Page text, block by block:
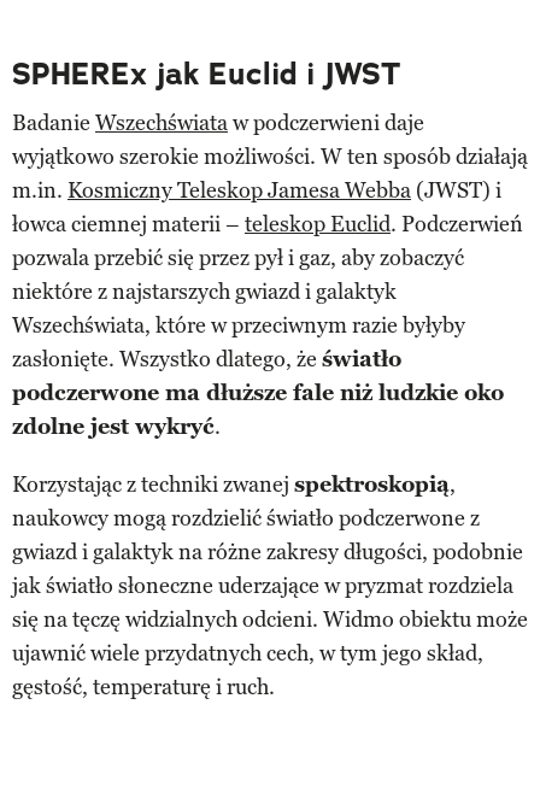
SPHEREx jak Euclid i JWST
Badanie Wszechświataw podczerwieni daje
wyjątkowo szerokie możliwości. W ten sposób działają
m.in. Kosmiczny Teleskop Jamesa Webba (JWST) i
łowca ciemnej materii – teleskop Euclid. Podczerwień
pozwala przebić się przez pył i gaz, aby zobaczyć
niektóre z najstarszych gwiazd i galaktyk
Wszechświata, które w przeciwnym razie byłyby
zasłonięte. Wszystko dlatego, że światło
podczerwone ma dłuższe fale niż ludzkie oko
zdolne jest wykryć.
Korzystając z techniki zwanej spektroskopią,
naukowcy mogą rozdzielić światło podczerwone z
gwiazd i galaktyk na różne zakresy długości, podobnie
jak światło słoneczne uderzające w pryzmat rozdziela
się na tęczę widzialnych odcieni. Widmo obiektu może
ujawnić wiele przydatnych cech, w tym jego skład,
gęstość, temperaturę i ruch.